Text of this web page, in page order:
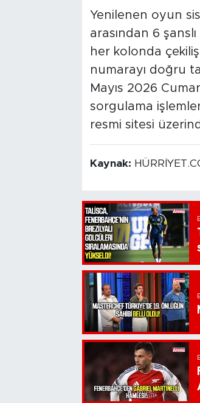
Yenilenen oyun
arasından 6
her kolonda
numarayı doğru
Mayıs 2026
sorgulama
resmi sitesi
Kaynak: